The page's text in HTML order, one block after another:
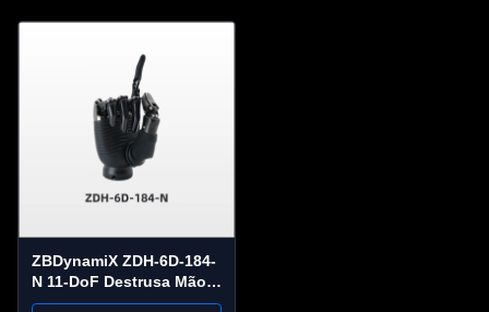
ZBDynamiX ZDH-6D-184-
N 11-DoF Destrusa Mão
Robótica 30 kg Máxima